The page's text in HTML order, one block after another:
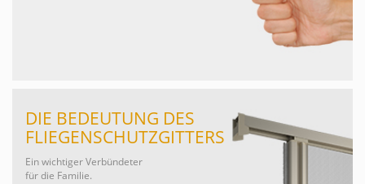
DIE BEDEUTUNG DES
FLIEGENSCHUTZGITTERS
Ein wichtiger Verbündeter
für die Familie.